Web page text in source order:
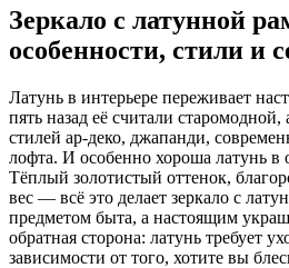
Зеркало с латунной
особенности, стили и
Латунь в интерьере переживает
пять назад её считали
стилей ар-деко, джапанди,
лофта. И особенно хороша латунь в
Тёплый золотистый оттенок,
вес — всё это делает зеркало с
предметом быта, а настоящим
обратная сторона: латунь требует
зависимости от того, хотите вы